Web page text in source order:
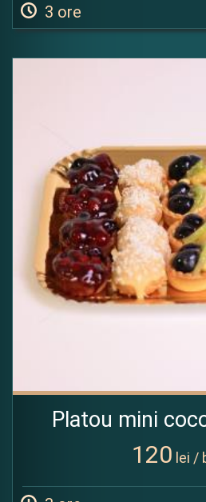
3 ore
Platou mini
120 lei /